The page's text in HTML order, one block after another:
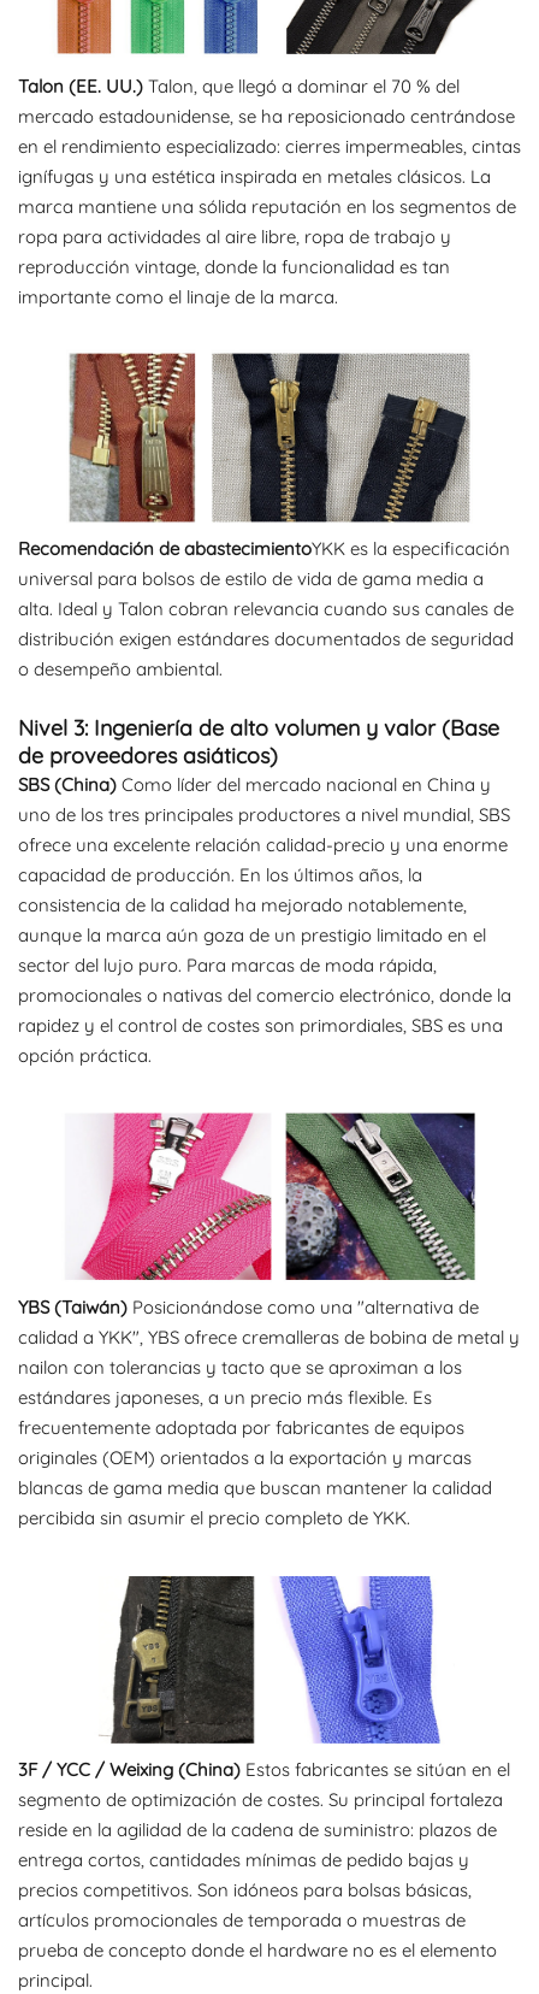
Talon (EE. UU.) Talon, que llegó a dominar el 70 % del
mercado estadounidense, se ha reposicionado centrándose
en el rendimiento especializado: cierres impermeables, cintas
ignífugas y una estética inspirada en metales clásicos. La
marca mantiene una sólida reputación en los segmentos de
ropa para actividades al aire libre, ropa de trabajo y
reproducción vintage, donde la funcionalidad es tan
importante como el linaje de la marca.
Recomendación de abastecimientoYKK es la especificación
universal para bolsos de estilo de vida de gama media a
alta. Ideal y Talon cobran relevancia cuando sus canales de
distribución exigen estándares documentados de seguridad
o desempeño ambiental.
Nivel 3: Ingeniería de alto volumen y valor (Base
de proveedores asiáticos)
SBS (China) Como líder del mercado nacional en China y
uno de los tres principales productores a nivel mundial, SBS
ofrece una excelente relación calidad-precio y una enorme
capacidad de producción. En los últimos años, la
consistencia de la calidad ha mejorado notablemente,
aunque la marca aún goza de un prestigio limitado en el
sector del lujo puro. Para marcas de moda rápida,
promocionales o nativas del comercio electrónico, donde la
rapidez y el control de costes son primordiales, SBS es una
opción práctica.
YBS (Taiwán) Posicionándose como una "alternativa de
calidad a YKK", YBS ofrece cremalleras de bobina de metal y
nailon con tolerancias y tacto que se aproximan a los
estándares japoneses, a un precio más flexible. Es
frecuentemente adoptada por fabricantes de equipos
originales (OEM) orientados a la exportación y marcas
blancas de gama media que buscan mantener la calidad
percibida sin asumir el precio completo de YKK.
3F / YCC / Weixing (China) Estos fabricantes se sitúan en el
segmento de optimización de costes. Su principal fortaleza
reside en la agilidad de la cadena de suministro: plazos de
entrega cortos, cantidades mínimas de pedido bajas y
precios competitivos. Son idóneos para bolsas básicas,
artículos promocionales de temporada o muestras de
prueba de concepto donde el hardware no es el elemento
principal.